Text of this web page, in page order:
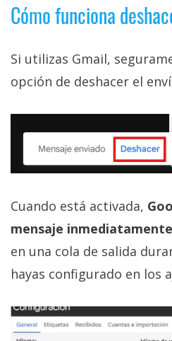
Cómo funciona
Si utilizas Gmail,
opción de deshacer el
Cuando está activada,
mensaje inmediatamente
en una cola de salida
hayas configurado en los